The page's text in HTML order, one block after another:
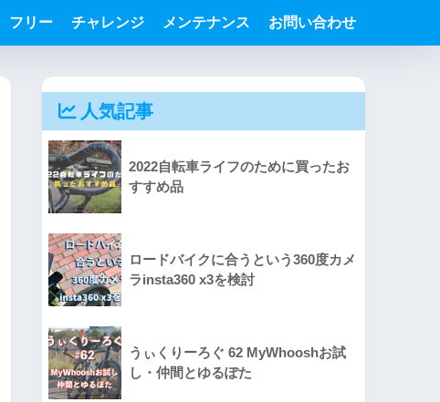
フリー チャレンジ メンテナンス お問い合わせ
人気記事
2022自転車ライフのために買ったお
すすめ品
ロードバイクに合うという360度カメ
ラinsta360 x3を検討
うぃくりーろぐ 62 MyWhooshお試
し・仲間とゆるぽた